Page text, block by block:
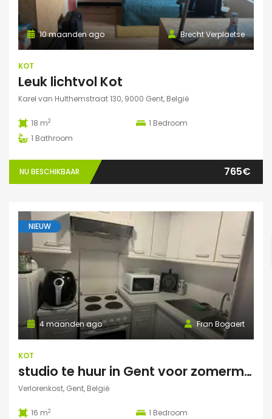
Brecht Verplaetse
10 maanden ago
KOT
Leuk lichtvol Kot
Karel van Hulthemstraat 130, 9000 Gent, België
18 m2 1 Bedroom
1 Bathroom
NU BESCHIKBAAR 765€
NIEUW
Fran Bogaert
4 maanden ago
KOT
studio te huur in Gent voor zomermaanden
Verlorenkost, Gent, België
16 m2 1 Bedroom